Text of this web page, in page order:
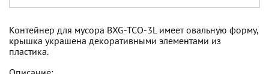
Контейнер для мусора BXG-TCО-3L имеет овальную форму,
крышка украшена декоративными элементами из
пластика.